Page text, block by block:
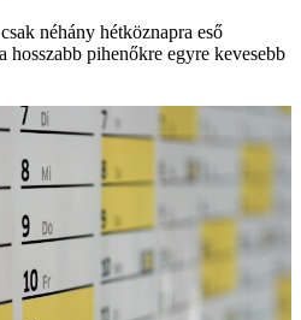
néhány hétköznapra eső
hosszabb pihenőkre egyre kevesebb